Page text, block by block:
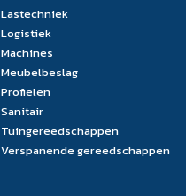
Lastechniek
Logistiek
Machines
Meubelbeslag
Profielen
Sanitair
Tuingereedschappen
Verspanende gereedschappen